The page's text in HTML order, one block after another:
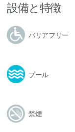
設備と特徴
バリアフリー
プール
禁煙